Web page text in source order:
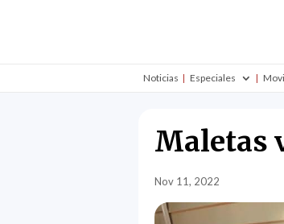
Noticias Especiales
Maletas
Nov 11, 2022